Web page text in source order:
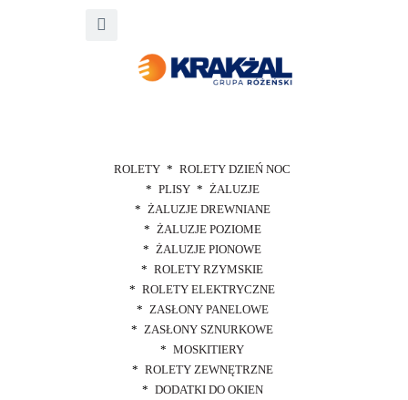
ROLETY
ROLETY DZIEŃ NOC
PLISY
ŻALUZJE
ŻALUZJE DREWNIANE
ŻALUZJE POZIOME
ŻALUZJE PIONOWE
ROLETY RZYMSKIE
ROLETY ELEKTRYCZNE
ZASŁONY PANELOWE
ZASŁONY SZNURKOWE
MOSKITIERY
ROLETY ZEWNĘTRZNE
DODATKI DO OKIEN